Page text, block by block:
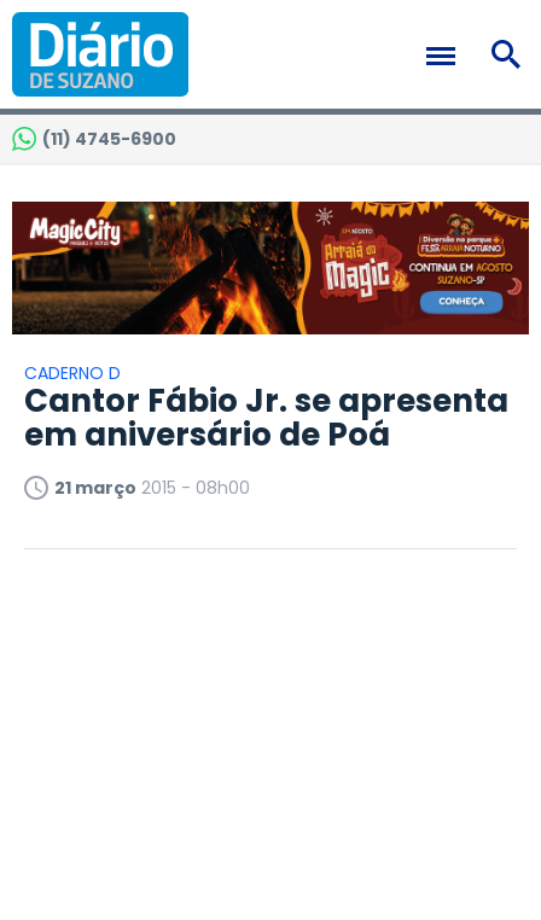
(11) 4745-6900
CADERNO D
Cantor Fábio Jr. se apresenta
em aniversário de Poá
21 março 2015 - 08h00